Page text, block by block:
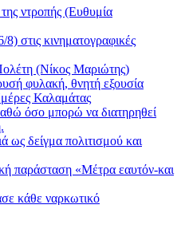
της ντροπής (Ευθυμία
στις κινηματογραφικές
(Νίκος Μαριώτης)
φυλακή, θνητή εξουσία
Καλαμάτας
όσο μπορώ να διατηρηθεί
ως δείγμα πολιτισμού και
παράσταση «Μέτρα εαυτόν-και
κάθε ναρκωτικό